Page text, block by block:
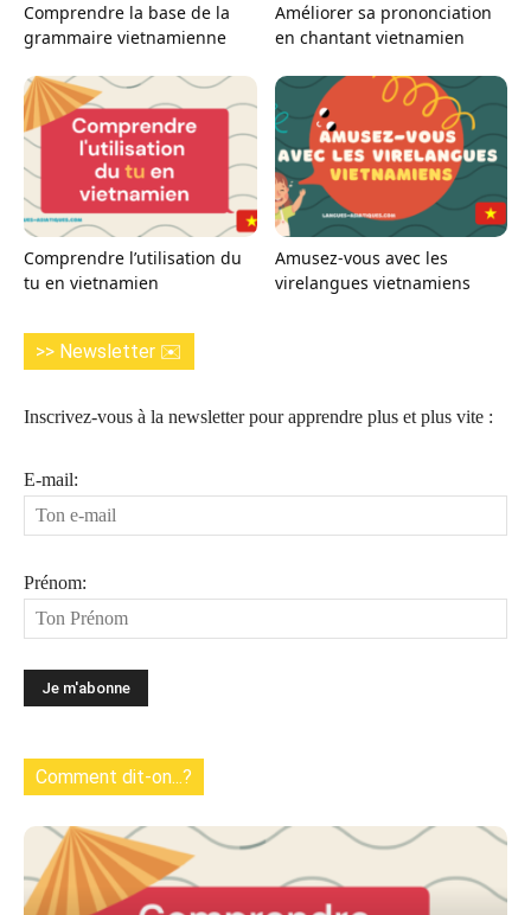
Comprendre la base de la
grammaire vietnamienne
Améliorer sa prononciation
en chantant vietnamien
Comprendre l’utilisation du
tu en vietnamien
Amusez-vous avec les
virelangues vietnamiens
>> Newsletter ✉️
Inscrivez-vous à la newsletter pour apprendre plus et plus vite :
E-mail:
Prénom:
Comment dit-on...?